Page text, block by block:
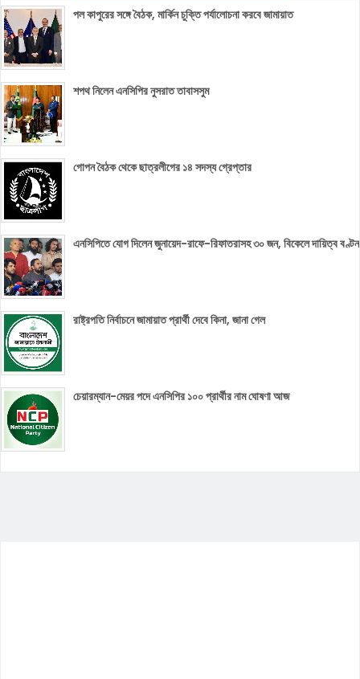
পল কাপুরের সঙ্গে বৈঠক, মার্কিন চুক্তি পর্যালোচনা করবে জামায়াত
শপথ নিলেন এনসিপির নুসরাত তাবাসসুম
গোপন বৈঠক থেকে ছাত্রলীগের ১৪ সদস্য গ্রেপ্তার
এনসিপিতে যোগ দিলেন জুনায়েদ-রাফে-রিফাতরাসহ ৩০ জন, বিকেলে দায়িত্ব বণ্টন
রাষ্ট্রপতি নির্বাচনে জামায়াত প্রার্থী দেবে কিনা, জানা গেল
চেয়ারম্যান-মেয়র পদে এনসিপির ১০০ প্রার্থীর নাম ঘোষণা আজ